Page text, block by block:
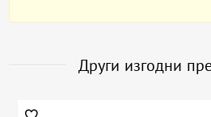
Други изгодни